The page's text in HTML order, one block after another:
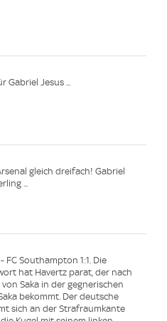
Gabriel Jesus ...
gleich dreifach! Gabriel
...
FC Southampton 1:1. Die
hat Havertz parat, der nach
Saka in der gegnerischen
bekommt. Der deutsche
sich an der Strafraumkante